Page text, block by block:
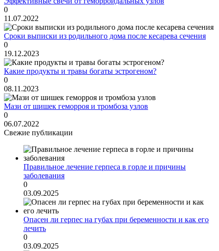
0
11.07.2022
Сроки выписки из родильного дома после кесарева сечения
0
19.12.2023
Какие продукты и травы богаты эстрогеном?
0
08.11.2023
Мази от шишек геморроя и тромбоза узлов
0
06.07.2022
Свежие публикации
Правильное лечение герпеса в горле и причины
заболевания
0
03.09.2025
Опасен ли герпес на губах при беременности и как его
лечить
0
03.09.2025